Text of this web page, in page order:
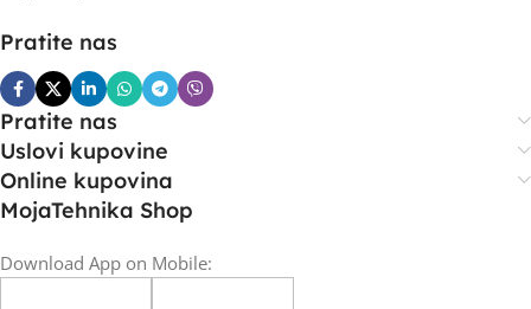
Pratite nas
Pratite nas
Uslovi kupovine
Online kupovina
MojaTehnika Shop
Download App on Mobile: